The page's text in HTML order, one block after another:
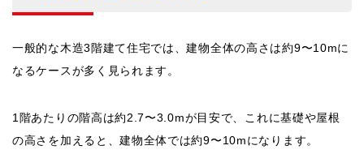
一般的な木造3階建て住宅では、建物全体の高さは約9〜10mに
なるケースが多く見られます。
1階あたりの階高は約2.7〜3.0mが目安で、これに基礎や屋根
の高さを加えると、建物全体では約9〜10mになります。